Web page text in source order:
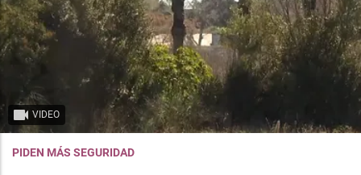
VIDEO
PIDEN MÁS SEGURIDAD